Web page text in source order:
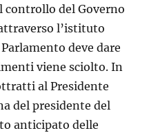
del Governo
l’istituto
deve dare
viene sciolto. In
al Presidente
del presidente del
anticipato delle